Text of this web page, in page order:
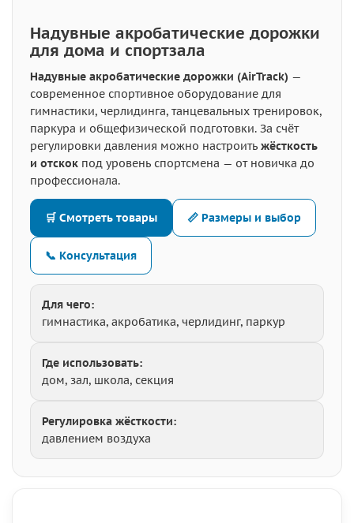
Надувные акробатические дорожки
для дома и спортзала
Надувные акробатические дорожки (AirTrack) —
современное спортивное оборудование для
гимнастики, черлидинга, танцевальных тренировок,
паркура и общефизической подготовки. За счёт
регулировки давления можно настроить жёсткость
и отскок под уровень спортсмена — от новичка до
профессионала.
🛒 Смотреть товары 📏 Размеры и выбор
📞 Консультация
Для чего:
гимнастика, акробатика, черлидинг, паркур
Где использовать:
дом, зал, школа, секция
Регулировка жёсткости:
давлением воздуха